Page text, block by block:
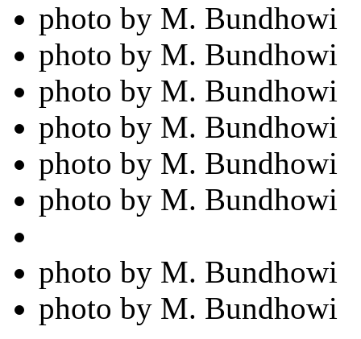
photo by M. Bundhowi
photo by M. Bundhowi
photo by M. Bundhowi
photo by M. Bundhowi
photo by M. Bundhowi
photo by M. Bundhowi
photo by M. Bundhowi
photo by M. Bundhowi